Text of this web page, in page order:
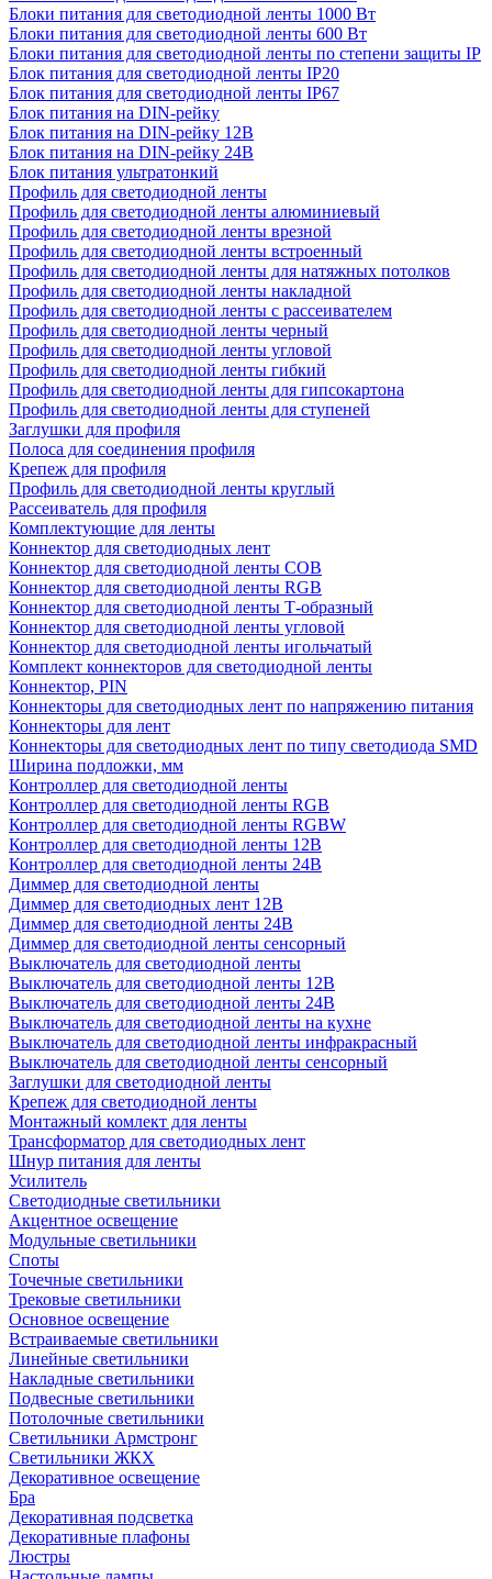
Блоки питания для светодиодной ленты 1000 Вт
Блоки питания для светодиодной ленты 600 Вт
Блоки питания для светодиодной ленты по степени защиты IP
Блок питания для светодиодной ленты IP20
Блок питания для светодиодной ленты IP67
Блок питания на DIN-рейку
Блок питания на DIN-рейку 12В
Блок питания на DIN-рейку 24В
Блок питания ультратонкий
Профиль для светодиодной ленты
Профиль для светодиодной ленты алюминиевый
Профиль для светодиодной ленты врезной
Профиль для светодиодной ленты встроенный
Профиль для светодиодной ленты для натяжных потолков
Профиль для светодиодной ленты накладной
Профиль для светодиодной ленты с рассеивателем
Профиль для светодиодной ленты черный
Профиль для светодиодной ленты угловой
Профиль для светодиодной ленты гибкий
Профиль для светодиодной ленты для гипсокартона
Профиль для светодиодной ленты для ступеней
Заглушки для профиля
Полоса для соединения профиля
Крепеж для профиля
Профиль для светодиодной ленты круглый
Рассеиватель для профиля
Комплектующие для ленты
Коннектор для светодиодных лент
Коннектор для светодиодной ленты COB
Коннектор для светодиодной ленты RGB
Коннектор для светодиодной ленты Т-образный
Коннектор для светодиодной ленты угловой
Коннектор для светодиодной ленты игольчатый
Комплект коннекторов для светодиодной ленты
Коннектор, PIN
Коннекторы для светодиодных лент по напряжению питания
Коннекторы для лент
Коннекторы для светодиодных лент по типу светодиода SMD
Ширина подложки, мм
Контроллер для светодиодной ленты
Контроллер для светодиодной ленты RGB
Контроллер для светодиодной ленты RGBW
Контроллер для светодиодной ленты 12В
Контроллер для светодиодной ленты 24В
Диммер для светодиодной ленты
Диммер для светодиодных лент 12В
Диммер для светодиодной ленты 24В
Диммер для светодиодной ленты сенсорный
Выключатель для светодиодной ленты
Выключатель для светодиодной ленты 12В
Выключатель для светодиодной ленты 24В
Выключатель для светодиодной ленты на кухне
Выключатель для светодиодной ленты инфракрасный
Выключатель для светодиодной ленты сенсорный
Заглушки для светодиодной ленты
Крепеж для светодиодной ленты
Монтажный комлект для ленты
Трансформатор для светодиодных лент
Шнур питания для ленты
Усилитель
Светодиодные светильники
Акцентное освещение
Модульные светильники
Споты
Точечные светильники
Трековые светильники
Основное освещение
Встраиваемые светильники
Линейные светильники
Накладные светильники
Подвесные светильники
Потолочные светильники
Светильники Армстронг
Светильники ЖКХ
Декоративное освещение
Бра
Декоративная подсветка
Декоративные плафоны
Люстры